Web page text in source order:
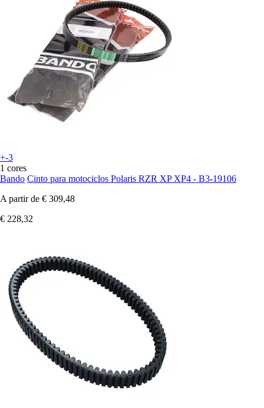
+-3
1 cores
Bando Cinto para motociclos Polaris RZR XP XP4 - B3-19106
A partir de € 309,48
€ 228,32